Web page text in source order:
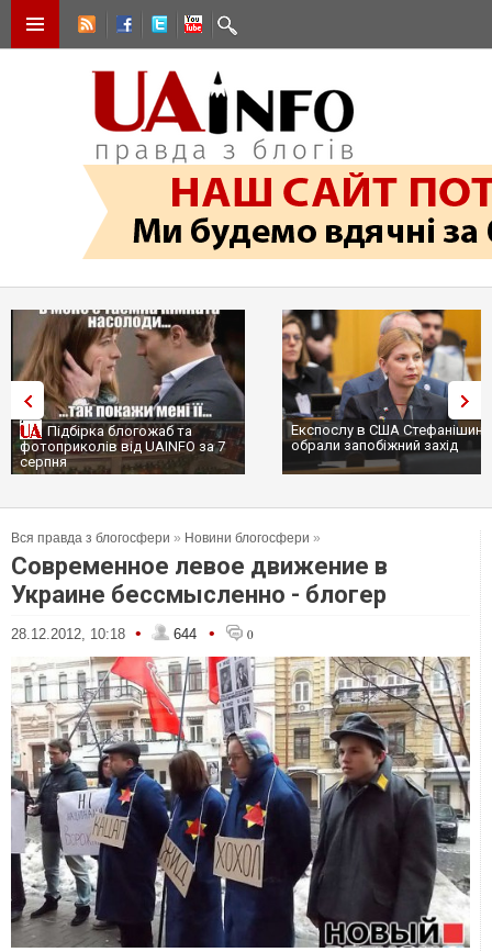
Підбірка блогожаб та
фотоприколів від UAINFO за 7
серпня
Експослу в США
обрали запобіжний захід
Вся правда з блогосфери » Новини блогосфери »
Современное левое движение в
Украине бессмысленно - блогер
28.12.2012, 10:18 • 644 • 0